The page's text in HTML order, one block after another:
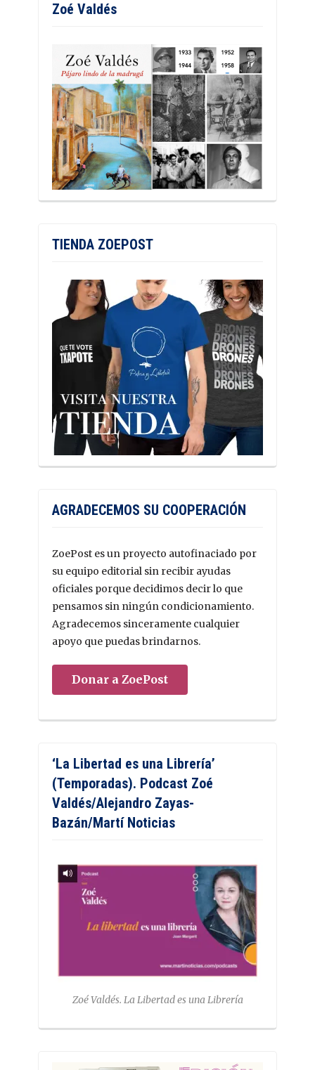
Zoé Valdés
TIENDA ZOEPOST
AGRADECEMOS SU COOPERACIÓN
ZoePost es un proyecto autofinaciado por
su equipo editorial sin recibir ayudas
oficiales porque decidimos decir lo que
pensamos sin ningún condicionamiento.
Agradecemos sinceramente cualquier
apoyo que puedas brindarnos.
Donar a ZoePost
‘La Libertad es una Librería’
(Temporadas). Podcast Zoé
Valdés/Alejandro Zayas-
Bazán/Martí Noticias
Zoé Valdés. La Libertad es una Librería